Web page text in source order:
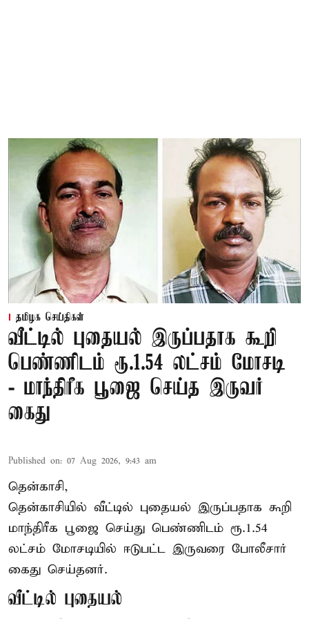
தமிழக செய்திகள்
வீட்டில் புதையல் இருப்பதாக கூறி
பெண்ணிடம் ரூ.1.54 லட்சம் மோசடி
- மாந்திரீக பூஜை செய்த இருவர்
கைது
Published on: 07 Aug 2026, 9:43 am
தென்காசி,
தென்காசியில் வீட்டில் புதையல் இருப்பதாக கூறி
மாந்திரீக பூஜை செய்து பெண்ணிடம் ரூ.1.54
லட்சம் மோசடியில் ஈடுபட்ட இருவரை போலீசார்
கைது செய்தனர்.
வீட்டில் புதையல்